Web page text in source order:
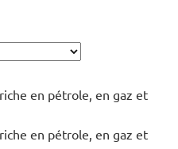
en pétrole, en gaz et
en pétrole, en gaz et